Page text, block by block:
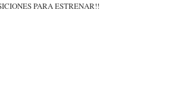
PARA ESTRENAR!!